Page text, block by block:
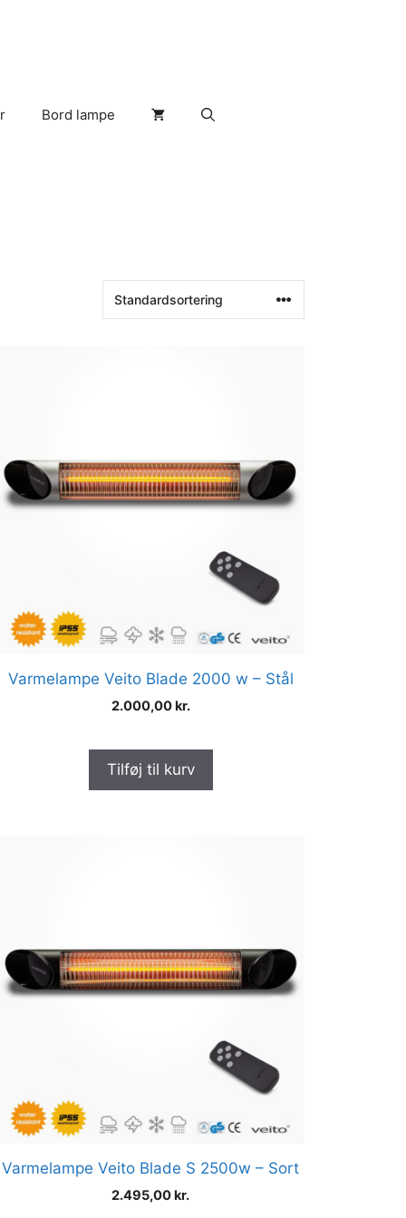
Bord lampe
Varmelampe Veito Blade 2000 w – Stål
2.000,00kr.
Tilføj til kurv
Varmelampe Veito Blade S 2500w – Sort
2.495,00kr.